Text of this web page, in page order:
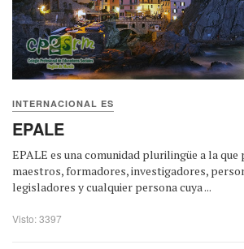
INTERNACIONAL ES
EPALE
EPALE es una comunidad plurilingüe a la que
maestros, formadores, investigadores,
legisladores y cualquier persona cuya ...
Visto: 3397